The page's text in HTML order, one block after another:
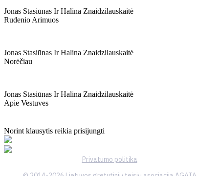
Jonas Stasiūnas Ir Halina Znaidzilauskaitė
Rudenio Arimuos
Jonas Stasiūnas Ir Halina Znaidzilauskaitė
Norėčiau
Jonas Stasiūnas Ir Halina Znaidzilauskaitė
Apie Vestuves
Norint klausytis reikia prisijungti
Privatumo politika